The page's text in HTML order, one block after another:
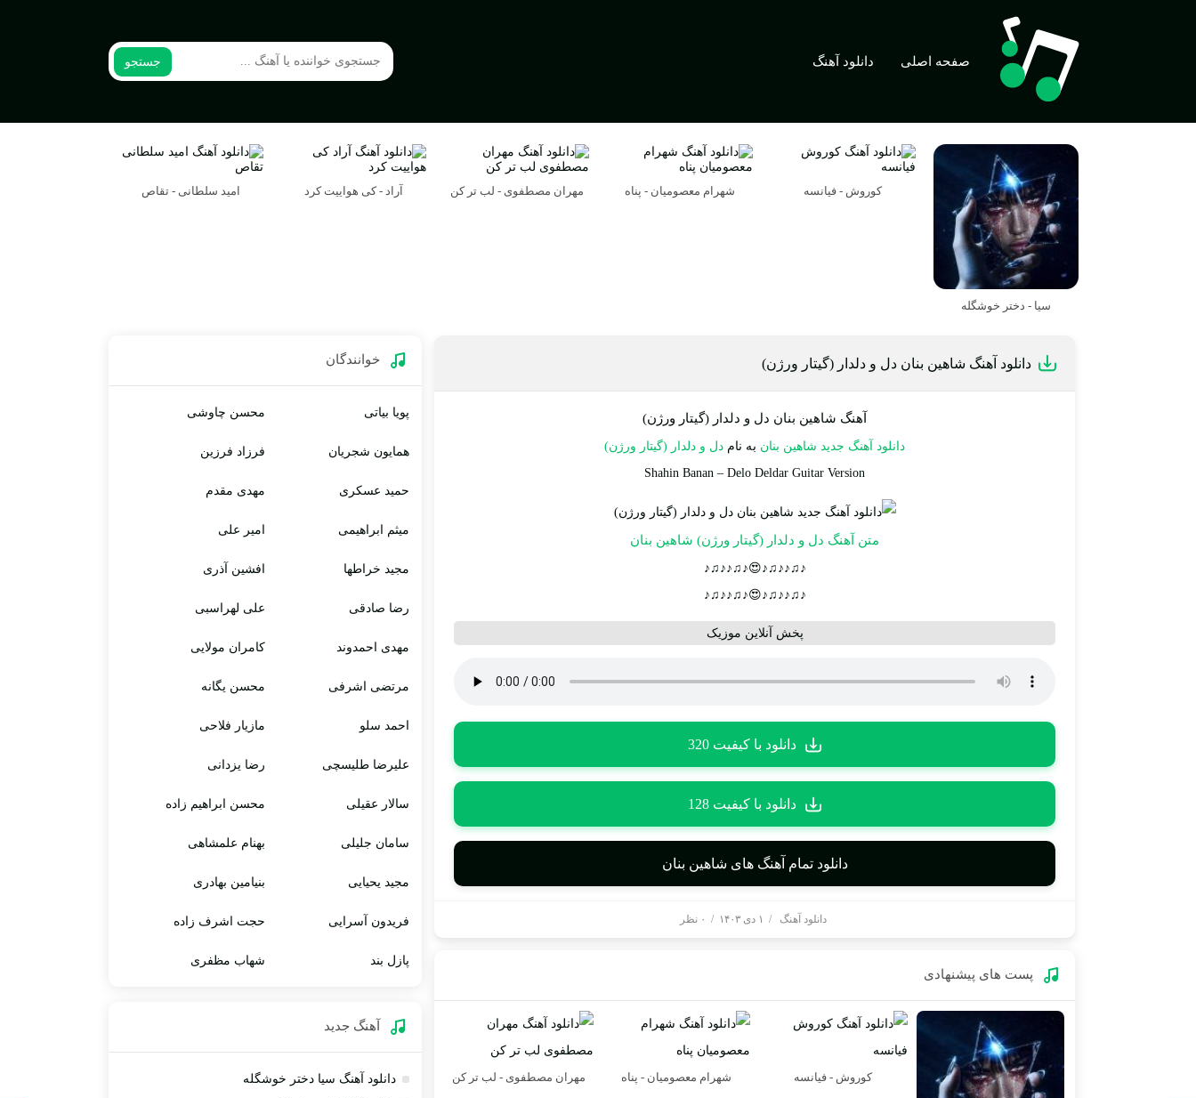
صفحه اصلی دانلود آهنگ جستجو
سیا - دختر خوشگله
کوروش - فیانسه شهرام معصومیان - پناه مهران مصطفوی - لب تر کن آراد - کی هواییت کرد امید سلطانی - تقاص
دانلود آهنگ شاهین بنان دل و دلدار (گیتار ورژن)
آهنگ شاهین بنان دل و دلدار (گیتار ورژن)
دانلود آهنگ جدید شاهین بنان به نام دل و دلدار (گیتار ورژن)
Shahin Banan – Delo Deldar Guitar Version
متن آهنگ دل و دلدار (گیتار ورژن) شاهین بنان
♪♫♪♪♫♪😍♪♫♪♪♫♪
♪♫♪♪♫♪😍♪♫♪♪♫♪
پخش آنلاین موزیک
دانلود با کیفیت 320
دانلود با کیفیت 128
دانلود تمام آهنگ های شاهین بنان
دانلود آهنگ / ۱ دی ۱۴۰۳ / ۰ نظر
پست های پیشنهادی
کوروش - فیانسه شهرام معصومیان - پناه مهران مصطفوی - لب تر کن
خوانندگان
پویا بیاتی محسن چاوشی
همایون شجریان فرزاد فرزین
حمید عسکری مهدی مقدم
میثم ابراهیمی امیر علی
مجید خراطها افشین آذری
رضا صادقی علی لهراسبی
مهدی احمدوند کامران مولایی
مرتضی اشرفی محسن یگانه
احمد سلو مازیار فلاحی
علیرضا طلیسچی رضا یزدانی
سالار عقیلی محسن ابراهیم زاده
سامان جلیلی بهنام علمشاهی
مجید یحیایی بنیامین بهادری
فریدون آسرایی حجت اشرف زاده
پازل بند شهاب مظفری
آهنگ جديد
دانلود آهنگ سیا دختر خوشگله